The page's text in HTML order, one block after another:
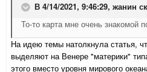
В 4/14/2021, 9:46:29, жанин
То-то карта мне очень знакомой
На идею темы натолкнула статья,
выделяют на Венере "материки"
этого вместо уровня мирового